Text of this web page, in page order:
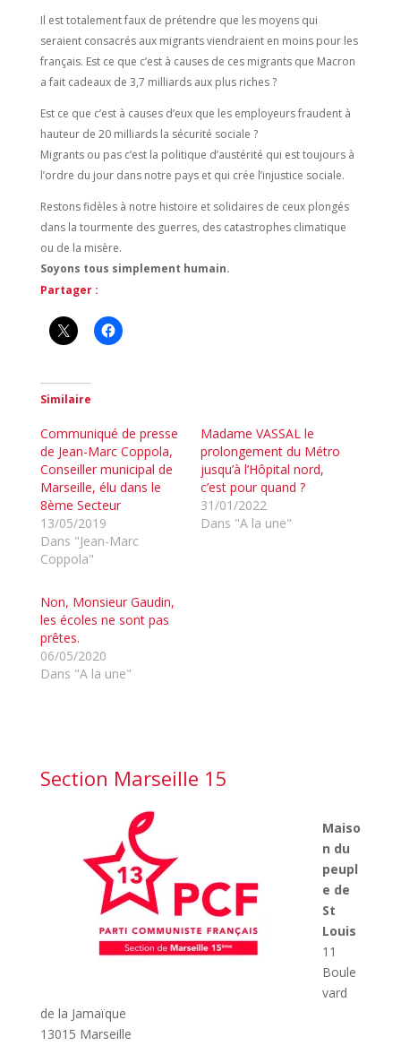
Il est totalement faux de prétendre que les moyens qui
seraient consacrés aux migrants viendraient en moins pour les
français. Est ce que c’est à causes de ces migrants que Macron
a fait cadeaux de 3,7 milliards aux plus riches ?
Est ce que c’est à causes d’eux que les employeurs fraudent à
hauteur de 20 milliards la sécurité sociale ?
Migrants ou pas c’est la politique d’austérité qui est toujours à
l’ordre du jour dans notre pays et qui crée l’injustice sociale.
Restons fidèles à notre histoire et solidaires de ceux plongés
dans la tourmente des guerres, des catastrophes climatique
ou de la misère.
Soyons tous simplement humain.
Partager :
Similaire
Communiqué de presse
de Jean-Marc Coppola,
Conseiller municipal de
Marseille, élu dans le
8ème Secteur
13/05/2019
Dans "Jean-Marc
Coppola"
Madame VASSAL le
prolongement du Métro
jusqu’à l’Hôpital nord,
c’est pour quand ?
31/01/2022
Dans "A la une"
Non, Monsieur Gaudin,
les écoles ne sont pas
prêtes.
06/05/2020
Dans "A la une"
Section Marseille 15
Maiso
n du
peupl
e de
St
Louis
11
Boule
vard
de la Jamaïque
13015 Marseille